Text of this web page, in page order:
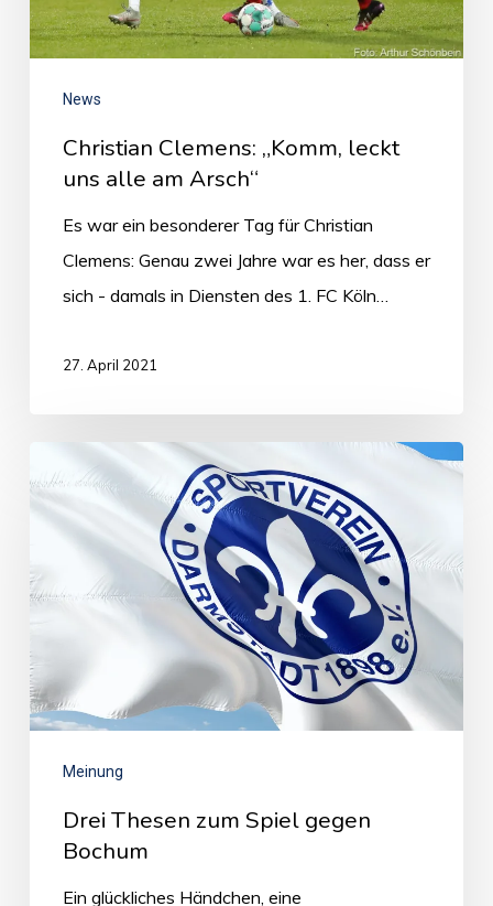
News
Christian Clemens: „Komm, leckt
uns alle am Arsch“
Es war ein besonderer Tag für Christian
Clemens: Genau zwei Jahre war es her, dass er
sich - damals in Diensten des 1. FC Köln…
27. April 2021
Meinung
Drei Thesen zum Spiel gegen
Bochum
Ein glückliches Händchen, eine